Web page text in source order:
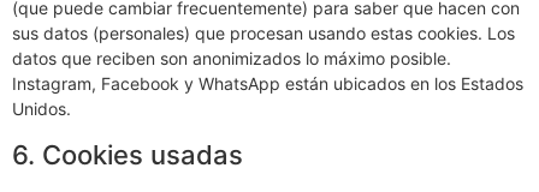
(que puede cambiar frecuentemente) para saber que hacen con
sus datos (personales) que procesan usando estas cookies. Los
datos que reciben son anonimizados lo máximo posible.
Instagram, Facebook y WhatsApp están ubicados en los Estados
Unidos.
6. Cookies usadas